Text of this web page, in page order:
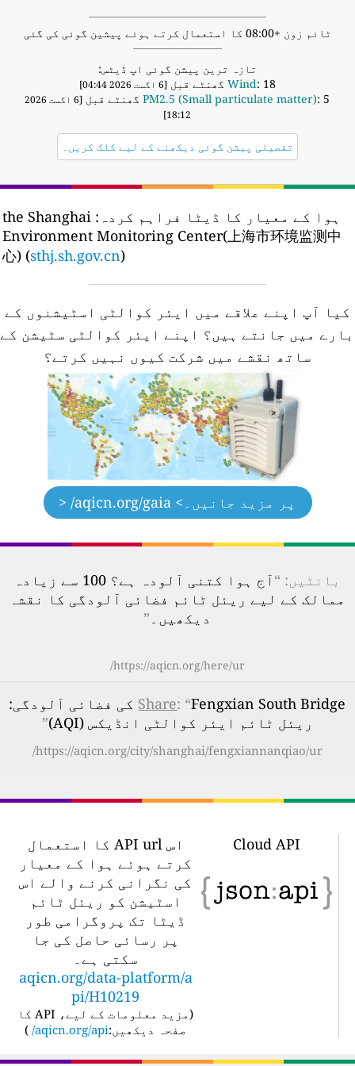
ٹائم زون +08:00 کا استعمال کرتے ہوئے پیشین گوئی کی گئی
تازہ ترین پیشن گوئی اپ ڈیٹس:
Wind : 18 گھنٹے قبل
PM2.5 (Small particulate matter) : 5 گھنٹے قبل
[6 اگست 2026
18:12]
تفصیلی پیشن گوئی دیکھنے کے لیے کلک کریں۔
ہوا کے معیار کا ڈیٹا فراہم کردہ:
the Shanghai
Environment Monitoring Center(上海市环境监测中
心) (sthj.sh.gov.cn)
کیا آپ اپنے علاقے میں ایئر کوالٹی اسٹیشنوں کے
میں جانتے ہیں؟
اپنے ایئر کوالٹی سٹیشن کے
ساتھ نقشے میں شرکت کیوں نہیں کرتے؟
پر مزید جانیں۔ > aqicn.org/gaia/ <
بانٹیں: “
آج ہوا کتنی آلودہ ہے؟ 100 سے زیادہ
ممالک کے لیے ریئل ٹائم فضائی آلودگی کا نقشہ
دیکھیں۔ ”
https://aqicn.org/here/ur/
Share : “
Fengxian South Bridge کی فضائی آلودگی:
ریئل ٹائم ایئر کوالٹی انڈیکس (AQI)
”
https://aqicn.org/city/shanghai/fengxiannanqiao/ur/
Cloud API
اس API url کا استعمال
کرتے ہوئے ہوا کے معیار
کی نگرانی کرنے والے اس
اسٹیشن کو ریئل ٹائم
ڈیٹا تک پروگرامی طور
پر رسائی حاصل کی جا
سکتی ہے۔
aqicn.org/data-platform/a
pi/H10219
مزید معلومات کے لیے، API کا
صفحہ دیکھیں:aqicn.org/api/
)